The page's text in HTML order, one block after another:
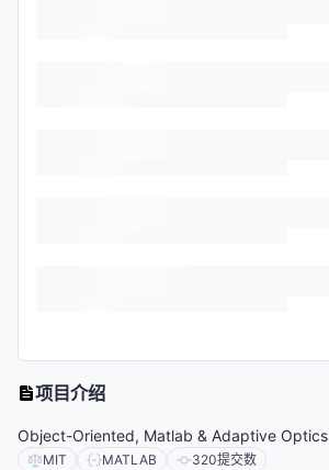
项目介绍
Object-Oriented, Matlab & Adaptive Optics
MIT MATLAB 320提交数